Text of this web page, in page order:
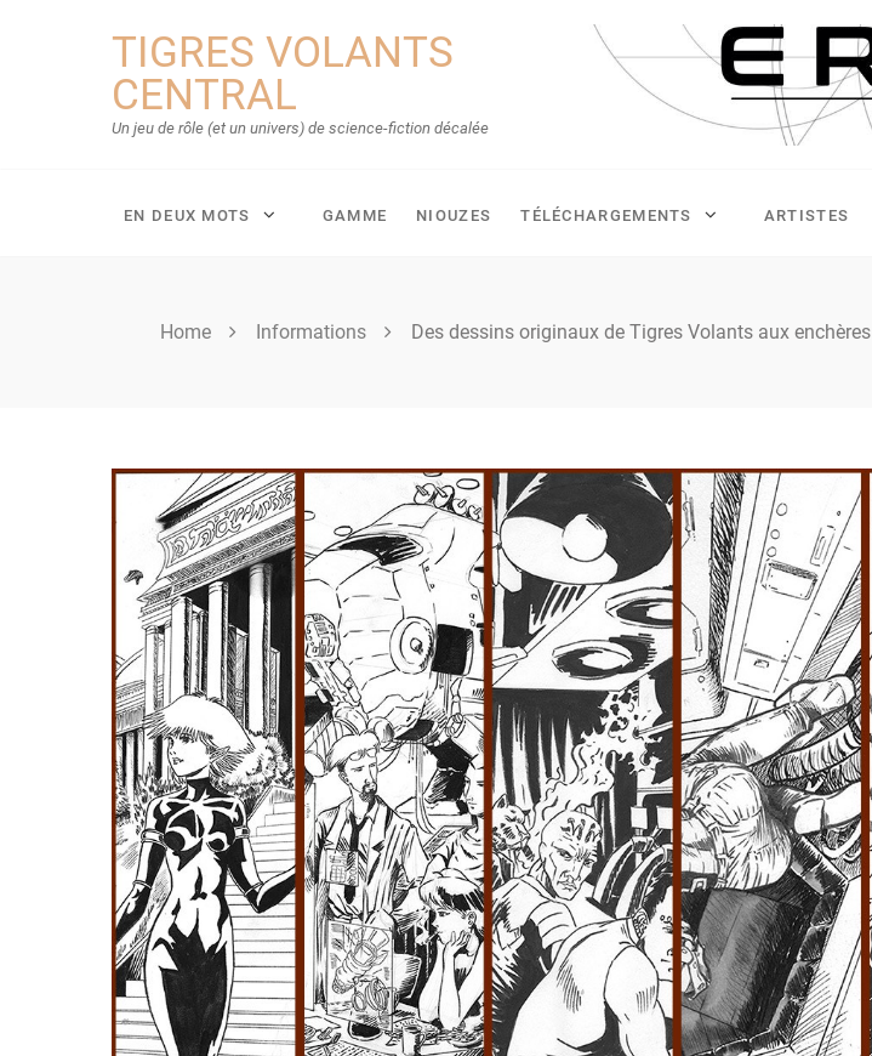
TIGRES VOLANTS
CENTRAL
Un jeu de rôle (et un univers) de science-fiction décalée
EN DEUX MOTS GAMME NIOUZES TÉLÉCHARGEMENTS ARTISTES
Home Informations Des dessins originaux de Tigres Volants aux enchères